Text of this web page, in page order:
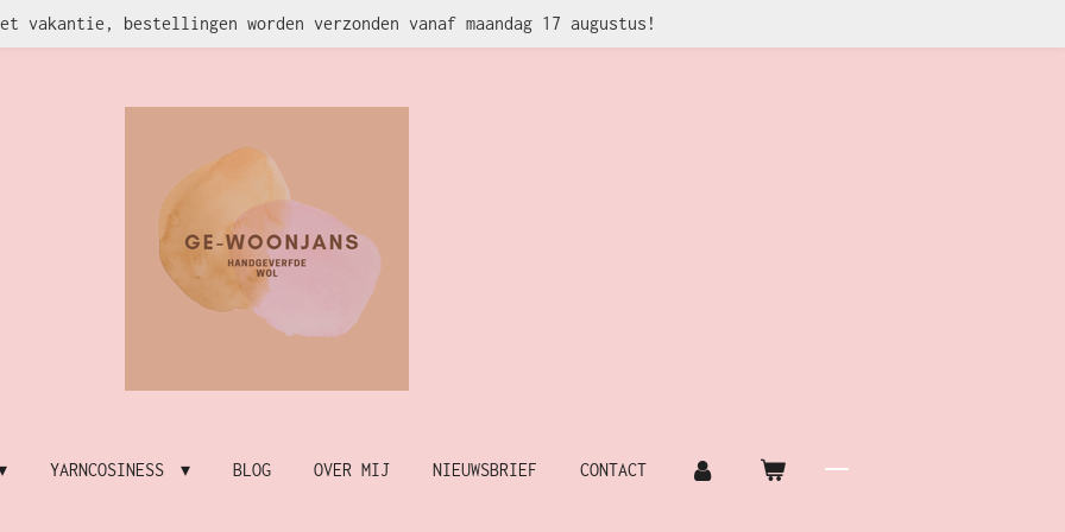
vakantie, bestellingen worden verzonden vanaf maandag 17 augustus!
YARNCOSINESS BLOG OVER MIJ NIEUWSBRIEF CONTACT